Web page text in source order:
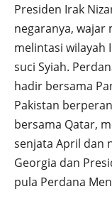
Presiden Irak
negaranya, wajar
melintasi wilayah
suci Syiah.
hadir bersama
Pakistan
bersama Qatar,
senjata April dan
Georgia dan
pula Perdana